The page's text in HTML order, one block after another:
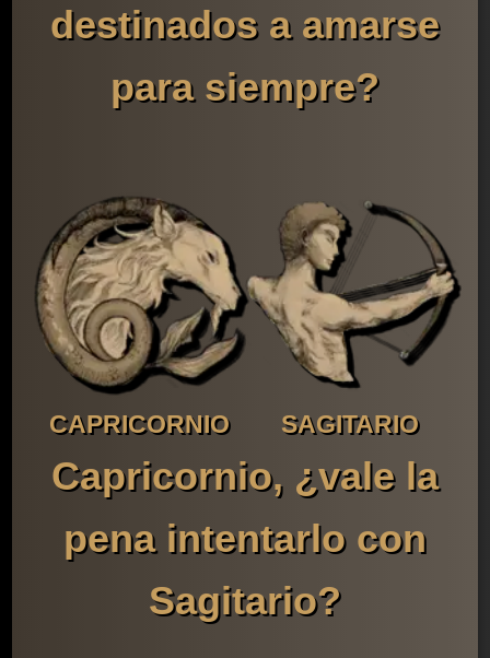
destinados a amarse
para siempre?
CAPRICORNIO SAGITARIO
Capricornio, ¿vale la
pena intentarlo con
Sagitario?